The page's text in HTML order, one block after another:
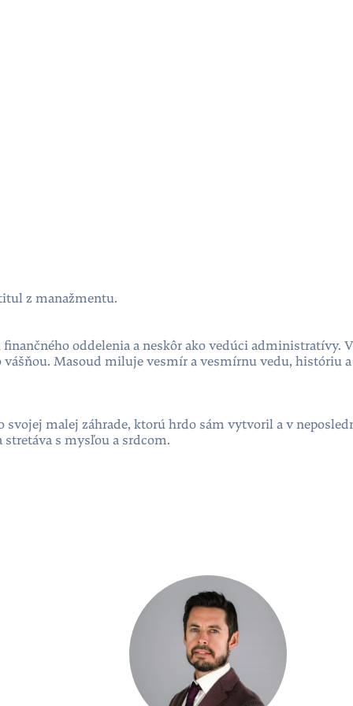
z manažmentu.
oddelenia a neskôr ako vedúci administratívy. V
vášňou. Masoud miluje vesmír a vesmírnu vedu, históriu a
malej záhrade, ktorú hrdo sám vytvoril a v
stretáva s mysľou a srdcom.